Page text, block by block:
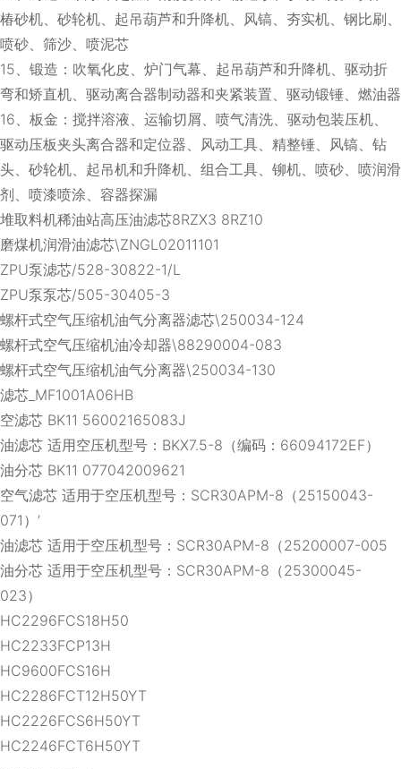
椿砂机、砂轮机、起吊葫芦和升降机、风镐、夯实机、钢比刷、
喷砂、筛沙、喷泥芯
15、锻造：吹氧化皮、炉门气幕、起吊葫芦和升降机、驱动折
弯和矫直机、驱动离合器制动器和夹紧装置、驱动锻锤、燃油器
16、板金：搅拌溶液、运输切屑、喷气清洗、驱动包装压机、
驱动压板夹头离合器和定位器、风动工具、精整锤、风镐、钻
头、砂轮机、起吊机和升降机、组合工具、铆机、喷砂、喷润滑
剂、喷漆喷涂、容器探漏
堆取料机稀油站高压油滤芯8RZX3 8RZ10
磨煤机润滑油滤芯\ZNGL02011101
ZPU泵滤芯/528-30822-1/L
ZPU泵泵芯/505-30405-3
螺杆式空气压缩机油气分离器滤芯\250034-124
螺杆式空气压缩机油冷却器\88290004-083
螺杆式空气压缩机油气分离器\250034-130
滤芯_MF1001A06HB
空滤芯 BK11 56002165083J
油滤芯 适用空压机型号：BKX7.5-8（编码：66094172EF）
油分芯 BK11 077042009621
空气滤芯 适用于空压机型号：SCR30APM-8（25150043-
071）’
油滤芯 适用于空压机型号：SCR30APM-8（25200007-005
油分芯 适用于空压机型号：SCR30APM-8（25300045-
023）
HC2296FCS18H50
HC2233FCP13H
HC9600FCS16H
HC2286FCT12H50YT
HC2226FCS6H50YT
HC2246FCT6H50YT